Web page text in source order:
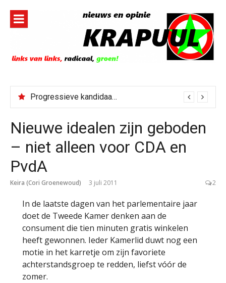
inhoud
Progressieve kandidaat El-Sayed senaatskandidaat Michigan
Nieuwe idealen zijn geboden
– niet alleen voor CDA en
PvdA
Keira (Cori Groenewoud) 3 juli 2011 2
In de laatste dagen van het parlementaire jaar
doet de Tweede Kamer denken aan de
consument die tien minuten gratis winkelen
heeft gewonnen. Ieder Kamerlid duwt nog een
motie in het karretje om zijn favoriete
achterstandsgroep te redden, liefst vóór de
zomer.